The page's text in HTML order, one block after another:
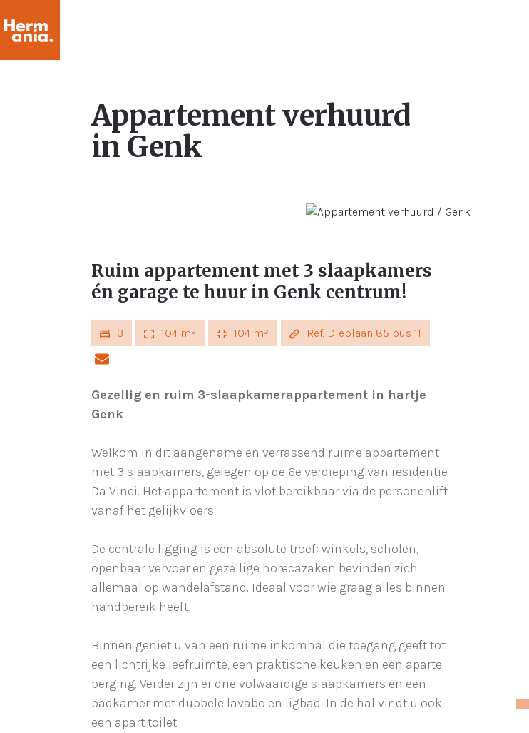
Appartement verhuurd
in Genk
Ruim appartement met 3 slaapkamers
én garage te huur in Genk centrum!
3 104 m² 104 m² Ref. Dieplaan 85 bus 11
Gezellig en ruim 3-slaapkamerappartement in hartje
Genk
Welkom in dit aangename en verrassend ruime appartement
met 3 slaapkamers, gelegen op de 6e verdieping van residentie
Da Vinci. Het appartement is vlot bereikbaar via de personenlift
vanaf het gelijkvloers.
De centrale ligging is een absolute troef: winkels, scholen,
openbaar vervoer en gezellige horecazaken bevinden zich
allemaal op wandelafstand. Ideaal voor wie graag alles binnen
handbereik heeft.
Binnen geniet u van een ruime inkomhal die toegang geeft tot
een lichtrijke leefruimte, een praktische keuken en een aparte
berging. Verder zijn er drie volwaardige slaapkamers en een
badkamer met dubbele lavabo en ligbad. In de hal vindt u ook
een apart toilet.